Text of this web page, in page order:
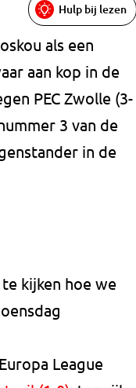
Hulp bij lezen
als een
aan kop in de
PEC Zwolle (3-
3 van de
in de
kijken hoe we
League